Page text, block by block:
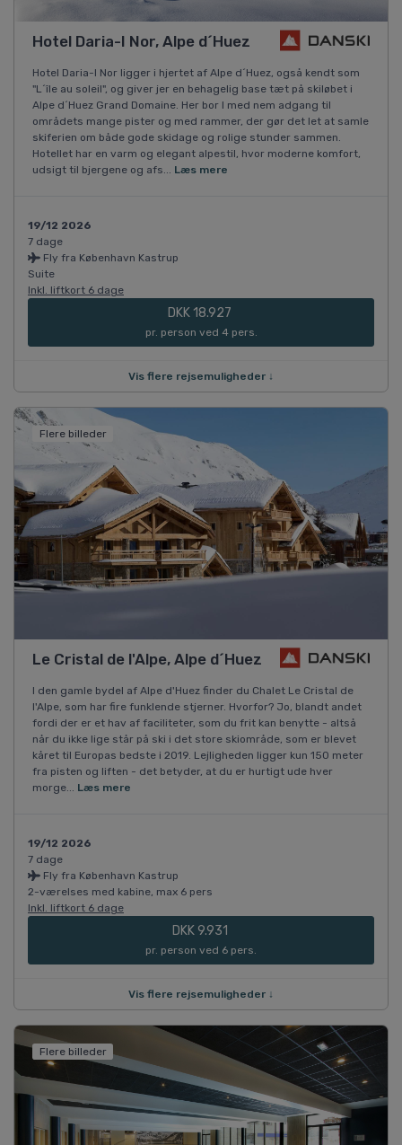
Hotel Daria-I Nor, Alpe d´Huez
Hotel Daria-I Nor ligger i hjertet af Alpe d´Huez, også kendt som
"L´île au soleil", og giver jer en behagelig base tæt på skiløbet i
Alpe d´Huez Grand Domaine. Her bor I med nem adgang til
områdets mange pister og med rammer, der gør det let at samle
skiferien om både gode skidage og rolige stunder sammen.
Hotellet har en varm og elegant alpestil, hvor moderne komfort,
udsigt til bjergene og afs... Læs mere
19/12 2026
7 dage
Fly fra København Kastrup
Suite
Inkl. liftkort 6 dage
DKK 18.927
pr. person ved 4 pers.
Vis flere rejsemuligheder ↓
Flere billeder
Le Cristal de l'Alpe, Alpe d´Huez
I den gamle bydel af Alpe d'Huez finder du Chalet Le Cristal de
l'Alpe, som har fire funklende stjerner. Hvorfor? Jo, blandt andet
fordi der er et hav af faciliteter, som du frit kan benytte - altså
når du ikke lige står på ski i det store skiområde, som er blevet
kåret til Europas bedste i 2019. Lejligheden ligger kun 150 meter
fra pisten og liften - det betyder, at du er hurtigt ude hver
morge... Læs mere
19/12 2026
7 dage
Fly fra København Kastrup
2-værelses med kabine, max 6 pers
Inkl. liftkort 6 dage
DKK 9.931
pr. person ved 6 pers.
Vis flere rejsemuligheder ↓
Flere billeder